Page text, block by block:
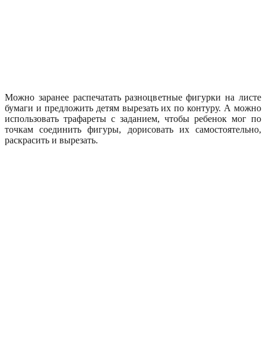
Можно заранее распечатать разноцветные фигурки на листе
бумаги и предложить детям вырезать их по контуру. А можно
использовать трафареты с заданием, чтобы ребенок мог по
точкам соединить фигуры, дорисовать их самостоятельно,
раскрасить и вырезать.